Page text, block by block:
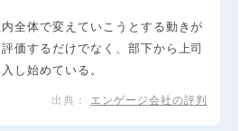
全体で変えていこうとする動きが
価するだけでなく、部下から上司
し始めている。
エンゲージ会社の評判